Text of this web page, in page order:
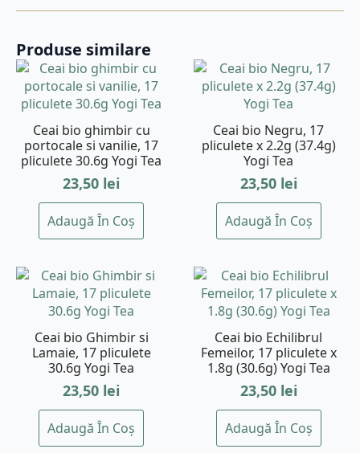
Produse similare
Ceai bio ghimbir cu
portocale si vanilie, 17
pliculete 30.6g Yogi Tea
23,50 lei
Adaugă În Coș
Ceai bio Negru, 17
pliculete x 2.2g (37.4g)
Yogi Tea
23,50 lei
Adaugă În Coș
Ceai bio Ghimbir si
Lamaie, 17 pliculete
30.6g Yogi Tea
23,50 lei
Adaugă În Coș
Ceai bio Echilibrul
Femeilor, 17 pliculete x
1.8g (30.6g) Yogi Tea
23,50 lei
Adaugă În Coș